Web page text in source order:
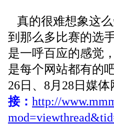
真的很难想象这
到那么多比赛的选
是一呼百应的感觉
是每个网站都有的
26日、8月28日媒体
接： http://